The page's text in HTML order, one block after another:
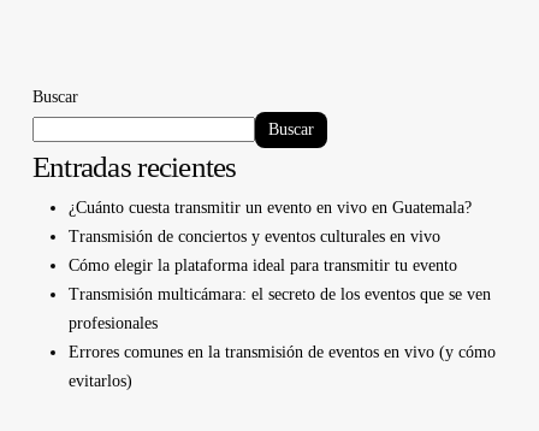
Buscar
Buscar
Entradas recientes
¿Cuánto cuesta transmitir un evento en vivo en Guatemala?
Transmisión de conciertos y eventos culturales en vivo
Cómo elegir la plataforma ideal para transmitir tu evento
Transmisión multicámara: el secreto de los eventos que se ven
profesionales
Errores comunes en la transmisión de eventos en vivo (y cómo
evitarlos)